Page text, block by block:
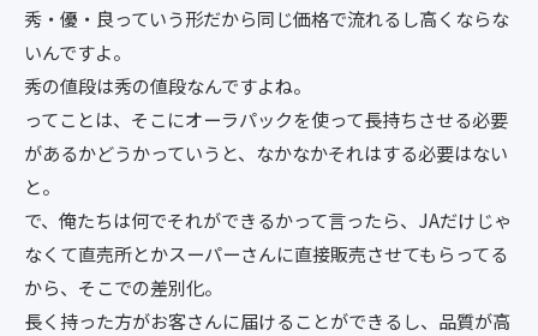
秀・優・良っていう形だから同じ価格で流れるし高くならな
いんですよ。
秀の値段は秀の値段なんですよね。
ってことは、そこにオーラパックを使って長持ちさせる必要
があるかどうかっていうと、なかなかそれはする必要はない
と。
で、俺たちは何でそれができるかって言ったら、JAだけじゃ
なくて直売所とかスーパーさんに直接販売させてもらってる
から、そこでの差別化。
長く持った方がお客さんに届けることができるし、品質が高